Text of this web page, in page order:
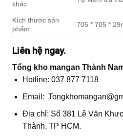
khác
Kích thước sản
phẩm
705 * 705 *
Liên hệ ngay.
Tổng kho mangan Thành
Hotline: 037 877 7118
Email:
Địa chỉ: Số 381 Lê Văn
Thành, TP HCM.